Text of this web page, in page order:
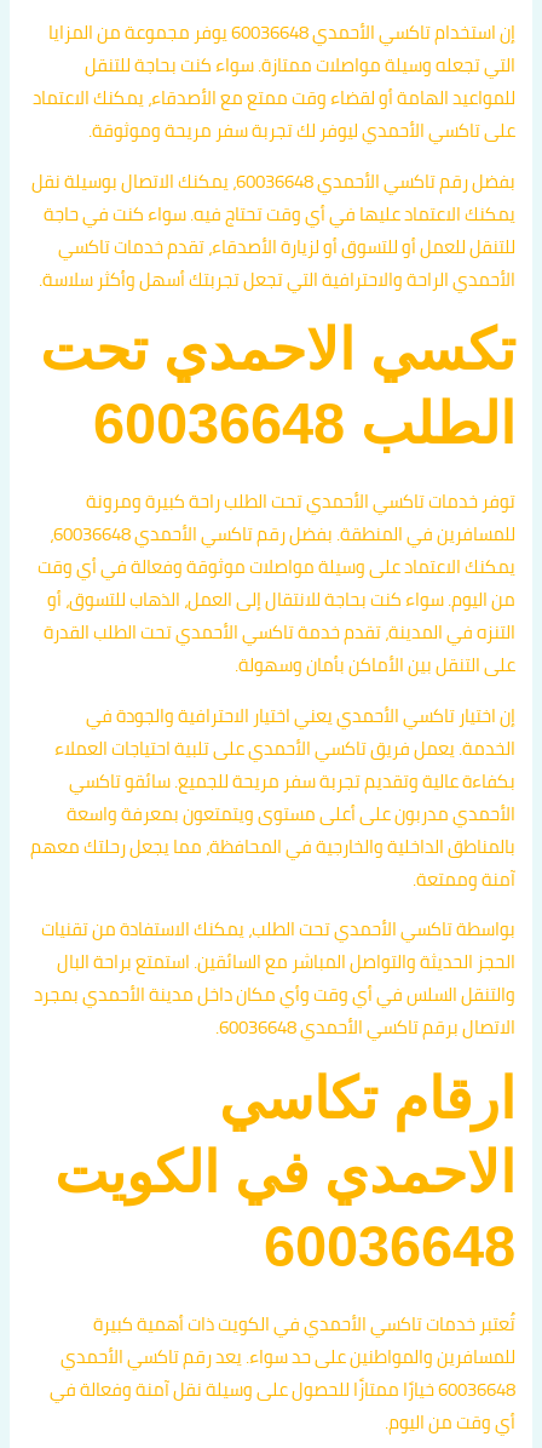
إن استخدام تاكسي الأحمدي 60036648 يوفر مجموعة من المزايا
التي تجعله وسيلة مواصلات ممتازة. سواء كنت بحاجة للتنقل
للمواعيد الهامة أو لقضاء وقت ممتع مع الأصدقاء، يمكنك الاعتماد
على تاكسي الأحمدي ليوفر لك تجربة سفر مريحة وموثوقة.
بفضل رقم تاكسي الأحمدي 60036648، يمكنك الاتصال بوسيلة نقل
يمكنك الاعتماد عليها في أي وقت تحتاج فيه. سواء كنت في حاجة
للتنقل للعمل أو للتسوق أو لزيارة الأصدقاء، تقدم خدمات تاكسي
الأحمدي الراحة والاحترافية التي تجعل تجربتك أسهل وأكثر سلاسة.
تكسي الاحمدي تحت
الطلب 60036648
توفر خدمات تاكسي الأحمدي تحت الطلب راحة كبيرة ومرونة
للمسافرين في المنطقة. بفضل رقم تاكسي الأحمدي 60036648،
يمكنك الاعتماد على وسيلة مواصلات موثوقة وفعالة في أي وقت
من اليوم. سواء كنت بحاجة للانتقال إلى العمل، الذهاب للتسوق، أو
التنزه في المدينة، تقدم خدمة تاكسي الأحمدي تحت الطلب القدرة
على التنقل بين الأماكن بأمان وسهولة.
إن اختيار تاكسي الأحمدي يعني اختيار الاحترافية والجودة في
الخدمة. يعمل فريق تاكسي الأحمدي على تلبية احتياجات العملاء
بكفاءة عالية وتقديم تجربة سفر مريحة للجميع. سائقو تاكسي
الأحمدي مدربون على أعلى مستوى ويتمتعون بمعرفة واسعة
بالمناطق الداخلية والخارجية في المحافظة، مما يجعل رحلتك معهم
آمنة وممتعة.
بواسطة تاكسي الأحمدي تحت الطلب، يمكنك الاستفادة من تقنيات
الحجز الحديثة والتواصل المباشر مع السائقين. استمتع براحة البال
والتنقل السلس في أي وقت وأي مكان داخل مدينة الأحمدي بمجرد
الاتصال برقم تاكسي الأحمدي 60036648.
ارقام تكاسي
الاحمدي في الكويت
60036648
تُعتبر خدمات تاكسي الأحمدي في الكويت ذات أهمية كبيرة
للمسافرين والمواطنين على حد سواء. يعد رقم تاكسي الأحمدي
60036648 خيارًا ممتازًا للحصول على وسيلة نقل آمنة وفعالة في
أي وقت من اليوم.